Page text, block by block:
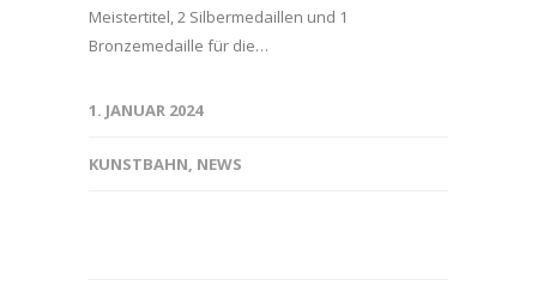
Meistertitel, 2 Silbermedaillen und 1
Bronzemedaille für die…
1. JANUAR 2024
KUNSTBAHN, NEWS